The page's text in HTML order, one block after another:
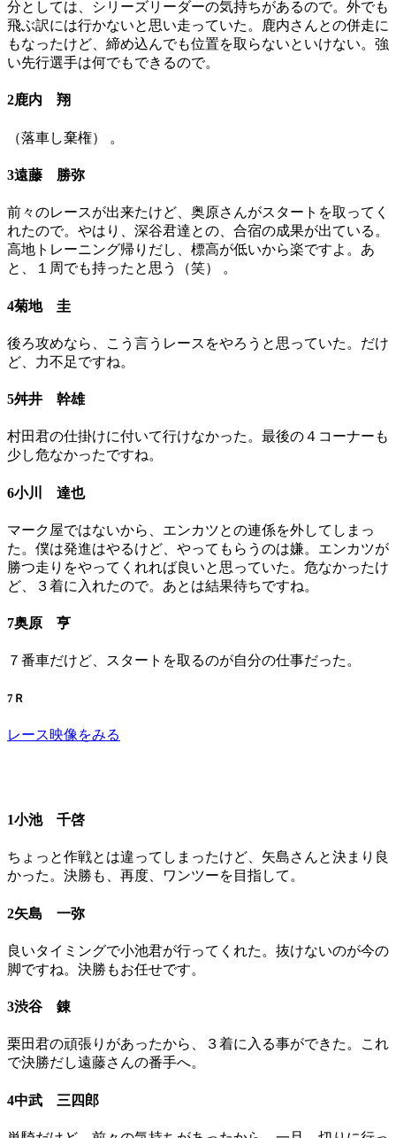
分としては、シリーズリーダーの気持ちがあるので。外でも
飛ぶ訳には行かないと思い走っていた。鹿内さんとの併走に
もなったけど、締め込んでも位置を取らないといけない。強
い先行選手は何でもできるので。
2鹿内 翔
（落車し棄権） 。
3遠藤 勝弥
前々のレースが出来たけど、奥原さんがスタートを取ってく
れたので。やはり、深谷君達との、合宿の成果が出ている。
高地トレーニング帰りだし、標高が低いから楽ですよ。あ
と、１周でも持ったと思う（笑） 。
4菊地 圭
後ろ攻めなら、こう言うレースをやろうと思っていた。だけ
ど、力不足ですね。
5舛井 幹雄
村田君の仕掛けに付いて行けなかった。最後の４コーナーも
少し危なかったですね。
6小川 達也
マーク屋ではないから、エンカツとの連係を外してしまっ
た。僕は発進はやるけど、やってもらうのは嫌。エンカツが
勝つ走りをやってくれれば良いと思っていた。危なかったけ
ど、３着に入れたので。あとは結果待ちですね。
7奥原 亨
７番車だけど、スタートを取るのが自分の仕事だった。
7Ｒ
レース映像をみる
1小池 千啓
ちょっと作戦とは違ってしまったけど、矢島さんと決まり良
かった。決勝も、再度、ワンツーを目指して。
2矢島 一弥
良いタイミングで小池君が行ってくれた。抜けないのが今の
脚ですね。決勝もお任せです。
3渋谷 錬
栗田君の頑張りがあったから、３着に入る事ができた。これ
で決勝だし遠藤さんの番手へ。
4中武 三四郎